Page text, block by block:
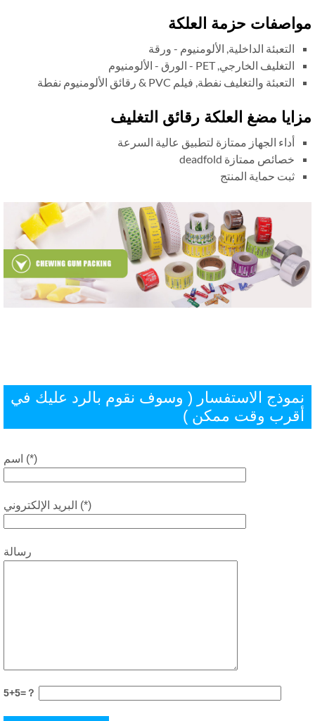
حزمة العلكة
التعبئة الداخلية, الألومنيوم - ورقة
التغليف الخارجي, PET - الورق - الألومنيوم
التعبئة والتغليف نفطة, فيلم PVC & رقائق الألومنيوم نفطة
مضغ العلكة رقائق التغليف
أداء الجهاز ممتازة لتطبيق عالية السرعة
خصائص ممتازة deadfold
ثبت حماية المنتج
الاستفسار ( وسوف نقوم بالرد عليك في
وقت ممكن )
اسم (*)
البريد الإلكتروني (*)
رسالة
5+5=？